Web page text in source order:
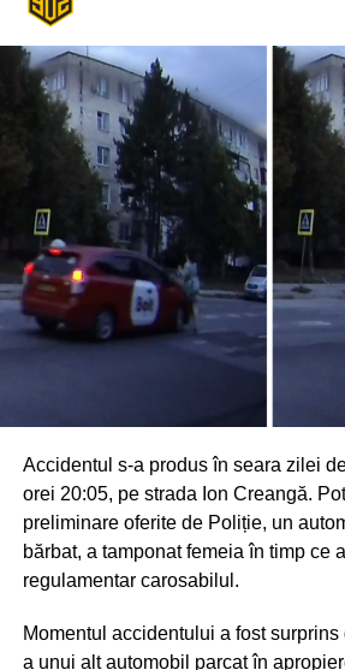
Accidentul s-a produs în seara zilei
orei 20:05, pe strada Ion Creangă.
preliminare oferite de Poliție, un
bărbat, a tamponat femeia în timp ce
regulamentar carosabilul.
Momentul accidentului a fost surprins
a unui alt automobil parcat în